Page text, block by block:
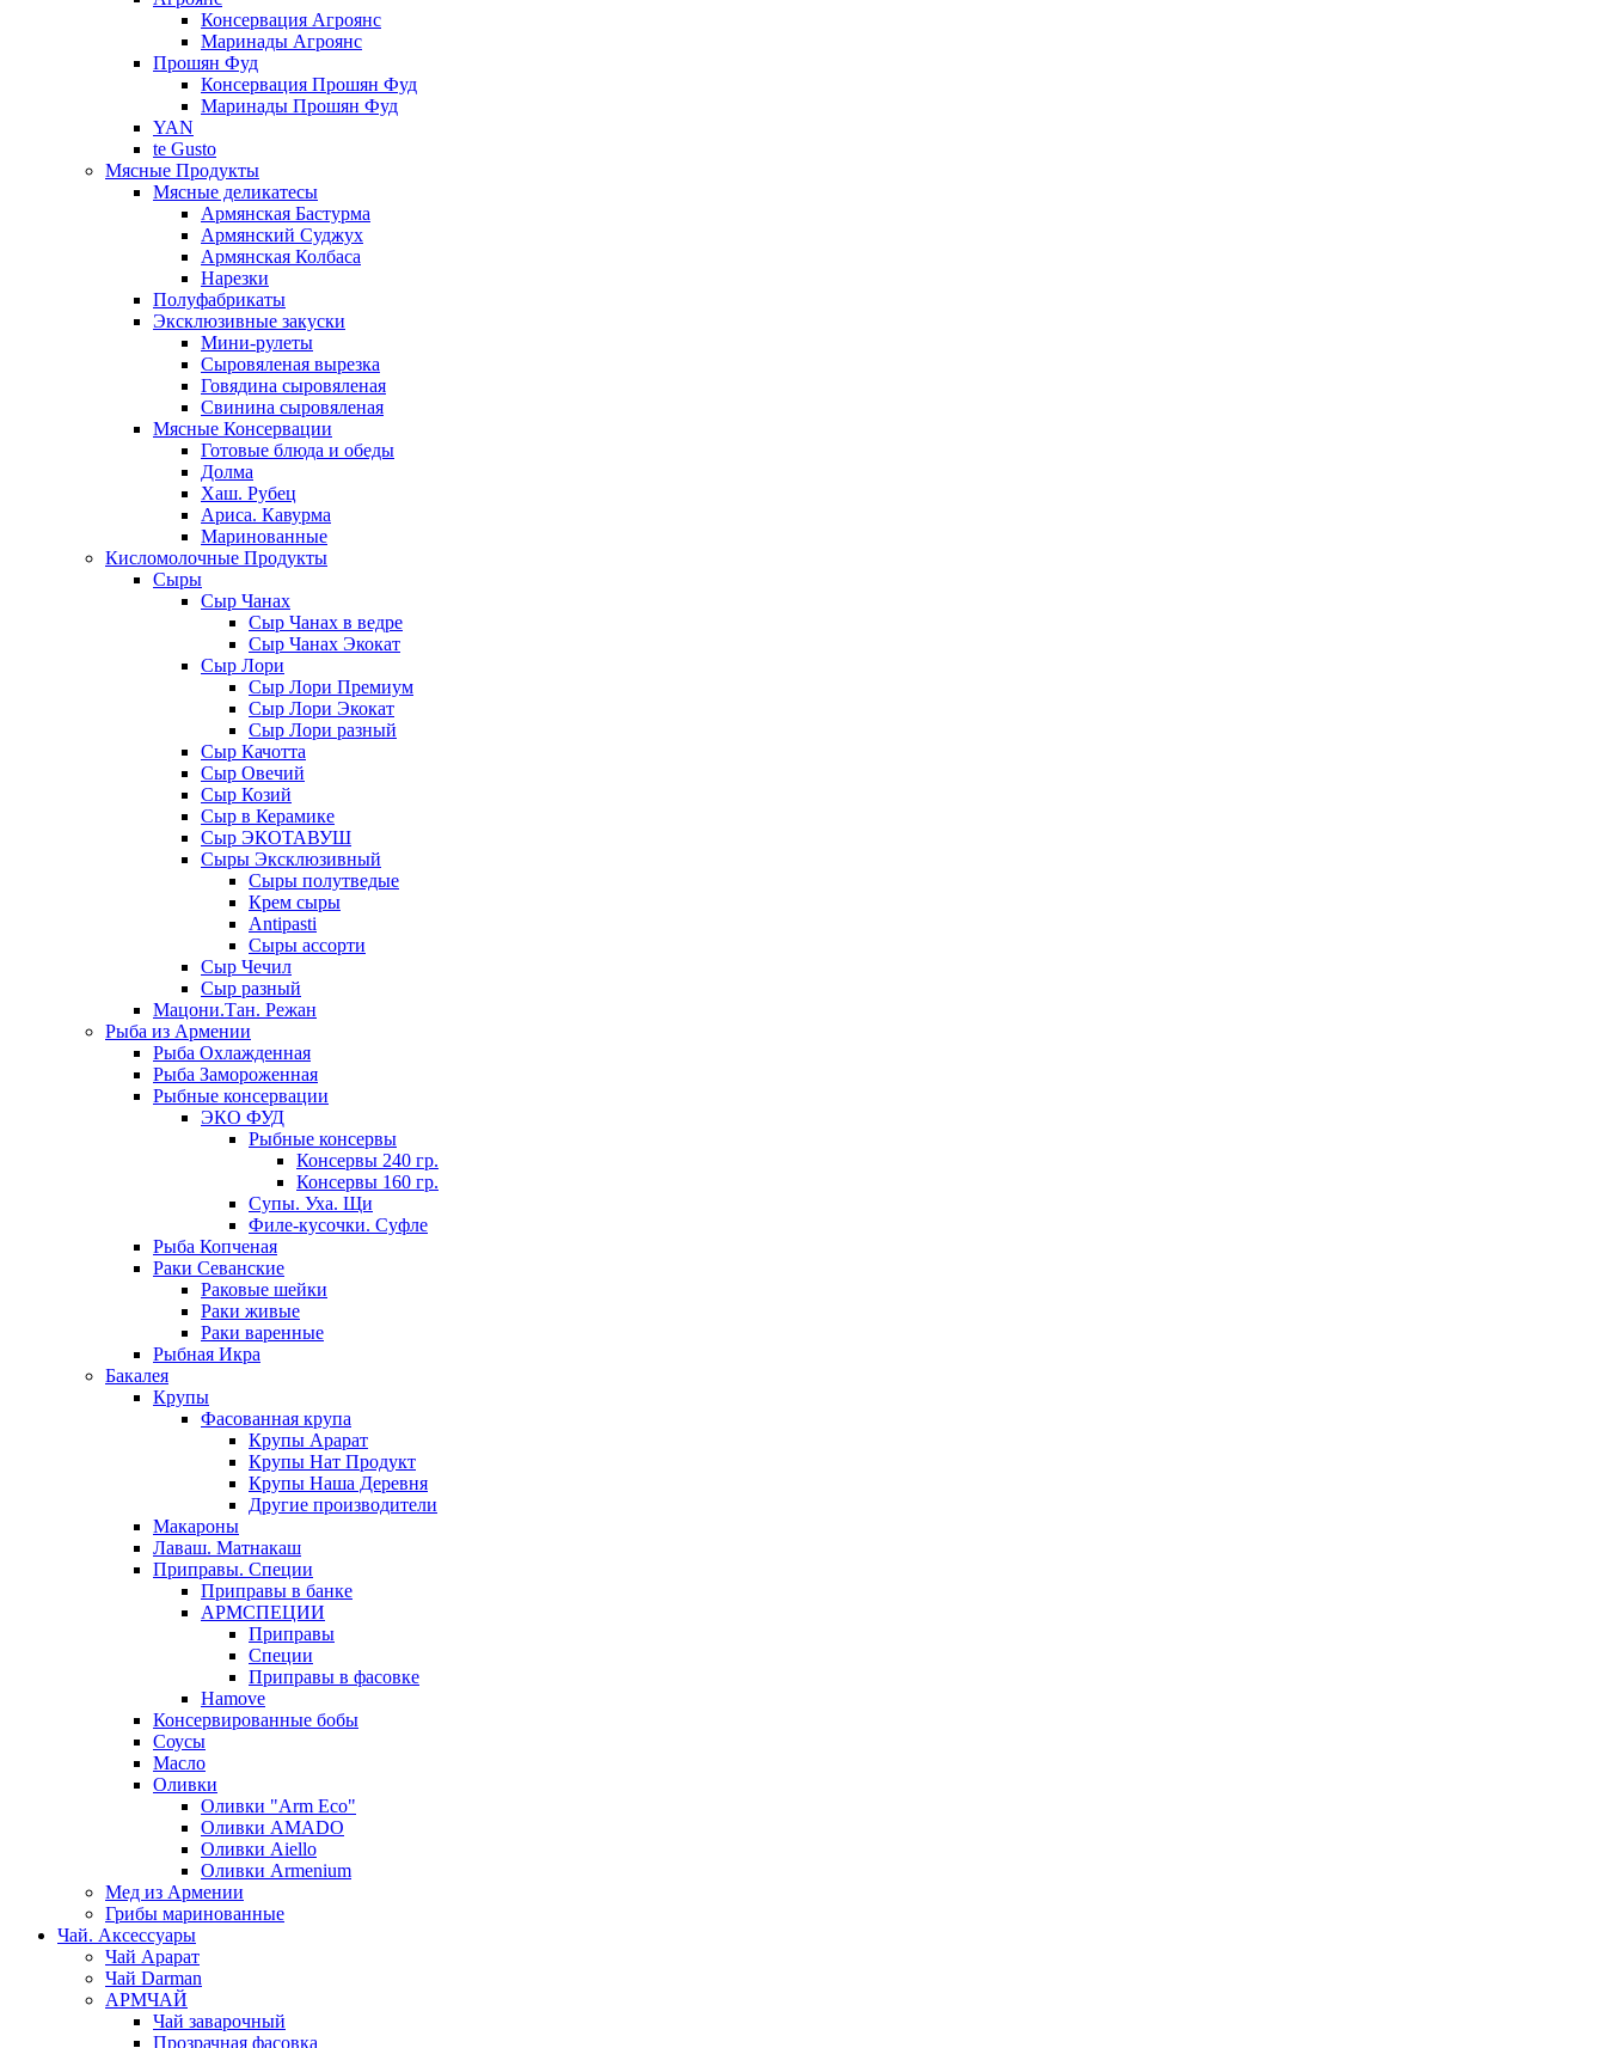
Консервация Агроянс
Маринады Агроянс
Прошян Фуд
Консервация Прошян Фуд
Маринады Прошян Фуд
YAN
te Gusto
Мясные Продукты
Мясные деликатесы
Армянская Бастурма
Армянский Суджух
Армянская Колбаса
Нарезки
Полуфабрикаты
Эксклюзивные закуски
Мини-рулеты
Сыровяленая вырезка
Говядина сыровяленая
Свинина сыровяленая
Мясные Консервации
Готовые блюда и обеды
Долма
Хаш. Рубец
Ариса. Кавурма
Маринованные
Кисломолочные Продукты
Сыры
Сыр Чанах
Сыр Чанах в ведре
Сыр Чанах Экокат
Сыр Лори
Сыр Лори Премиум
Сыр Лори Экокат
Сыр Лори разный
Сыр Качотта
Сыр Овечий
Сыр Козий
Сыр в Керамике
Сыр ЭКОТАВУШ
Сыры Эксклюзивный
Сыры полутведые
Крем сыры
Antipasti
Сыры ассорти
Сыр Чечил
Сыр разный
Мацони.Тан. Режан
Рыба из Армении
Рыба Охлажденная
Рыба Замороженная
Рыбные консервации
ЭКО ФУД
Рыбные консервы
Консервы 240 гр.
Консервы 160 гр.
Супы. Уха. Щи
Филе-кусочки. Суфле
Рыба Копченая
Раки Севанские
Раковые шейки
Раки живые
Раки варенные
Рыбная Икра
Бакалея
Крупы
Фасованная крупа
Крупы Арарат
Крупы Нат Продукт
Крупы Наша Деревня
Другие производители
Макароны
Лаваш. Матнакаш
Приправы. Специи
Приправы в банке
АРМСПЕЦИИ
Приправы
Специи
Приправы в фасовке
Hamove
Консервированные бобы
Соусы
Масло
Оливки
Оливки "Arm Eco"
Оливки AMADO
Оливки Aiello
Оливки Armenium
Мед из Армении
Грибы маринованные
Чай. Аксессуары
Чай Арарат
Чай Darman
АРМЧАЙ
Чай заварочный
Прозрачная фасовка